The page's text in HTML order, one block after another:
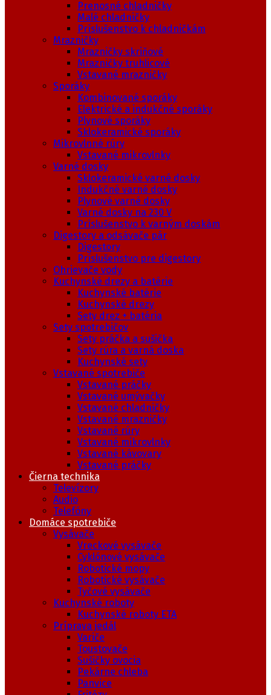
Prenosné chladničky
Malé chladničky
Príslušenstvo k chladničkám
Mrazničky
Mrazničky skriňové
Mrazničky truhlicové
Vstavané mrazničky
Sporáky
Kombinované sporáky
Elektrické a indukčné sporáky
Plynové sporáky
Sklokeramické sporáky
Mikrovlnné rúry
Vstavané mikrovlnky
Varné dosky
Sklokeramické varné dosky
Indukčné varné dosky
Plynové varné dosky
Varné dosky na 230 V
Príslušenstvo k varným doskám
Digestory a odsávače pár
Digestory
Príslušenstvo pre digestory
Ohrievače vody
Kuchynské drezy a batérie
Kuchynské batérie
Kuchynské drezy
Sety drez + batéria
Sety spotrebičov
Sety práčka a sušička
Sety rúra a varná doska
Kuchynské sety
Vstavané spotrebiče
Vstavané práčky
Vstavané umývačky
Vstavané chladničky
Vstavané mrazničky
Vstavané rúry
Vstavané mikrovlnky
Vstavané kávovary
Vstavané práčky
Čierna technika
Televízory
Audio
Telefóny
Domáce spotrebiče
Vysávače
Vreckové vysávače
Cyklónové vysávače
Robotické mopy
Robotické vysávače
Tyčové vysávače
Kuchynské roboty
Kuchynské roboty ETA
Príprava jedál
Variče
Toustovače
Sušičky ovocia
Pekárne chleba
Panvice